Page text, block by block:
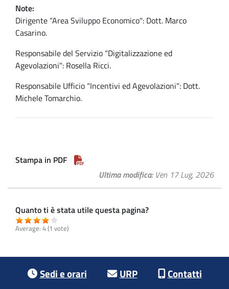
Note
Dirigente “Area Sviluppo Economico": Dott. Marco
Casarino.
Responsabile del Servizio “Digitalizzazione ed
Agevolazioni": Rosella Ricci.
Responsabile Ufficio “Incentivi ed Agevolazioni": Dott.
Michele Tomarchio.
Stampa in PDF
Ultima modifica Ven 17 Lug, 2026
Quanto ti è stata utile questa pagina?
Average: 4(1 vote)
Sedi e orari URP Contatti